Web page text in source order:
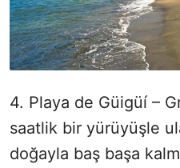
4. Playa de Güigüí –
saatlik bir yürüyüşle
doğayla baş başa